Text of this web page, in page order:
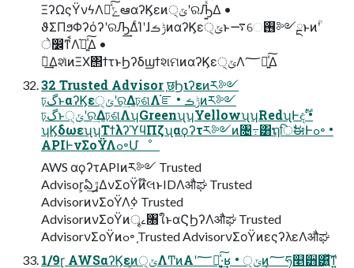
ΞʔΩςΫνϟΛհͯ͠ݻఆαʔϏεͷ੍ݶʹରԠ͍ͯ͠Δ •
ϑΣΠϧΦʔόʔʹରԠ͢ΔͨΊʹɺݱࡏͷαʔϏε੍ݶͱ࠷େ࢖༻ྔͱͷؒʹ
े෼ͳࠩΛ֬อ͍ͯ͠Δ •
ؔ࿈͢ΔશͯͷΞΧ΢ϯτͱϦʔδϣϯશମͷαʔϏε੍ݶΛ؅ཧ͍ͯ͠Δ
32 Trusted Advisor ֤छϦιʔεͷར༻
ঢ়گͱαʔϏε੍ݶʹର͢Δঢ়ଶΛ֬ೝ • ݱࡏͷར༻
ঢ়گͱ੍ݶʹର͢Δঢ়ଶΛʮGreenʯʮYellowʯʮRedʯͰදࣔ •
ʮϏδωεʯʮΤϯλʔϓϥΠζʯαϙʔτར༻ͷ৔߹͸ຖिࣗಈͰߋ৽ •
APIͰνΣοΫΛߋ৽Մೳ
AWS αϙʔτAPIͷར༻ Trusted
Advisor͕ఏڙ͢ΔνΣοΫͷ໊લͱIDΛऔಘ Trusted
AdvisorͷνΣοΫΛ࣮ߦ Trusted
AdvisorͷνΣοΫͷৄࡉ৘ใͱαϚϦʔΛऔಘ Trusted
AdvisorνΣοΫͷߋ৽ ֤Trusted AdvisorνΣοΫͷεςʔλεΛऔಘ
1/9ɽ AWSαʔϏεͷ੍ݶΛͲͷΑ͏ʹ؅ཧ͍ͯ͠·͔͢ʁ • ੍ݶͷ؅ཧ௥੻͸͍ͯ͠ͳ͍